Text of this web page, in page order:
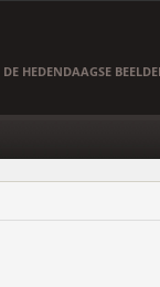
HEDENDAAGSE